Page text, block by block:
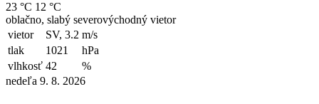
23 °C 12 °C
oblačno, slabý severovýchodný vietor
vietor
SV, 3.2 m/s
tlak
1021
hPa
vlhkosť 42
%
nedeľa 9. 8. 2026